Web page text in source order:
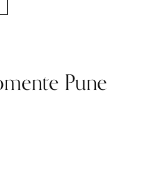
Pune